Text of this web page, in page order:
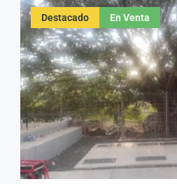
Cotilla
Precio de Venta •
Superficies • Terreno: 500 m2 […]
Destacado En Venta